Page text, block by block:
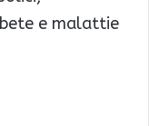
e malattie